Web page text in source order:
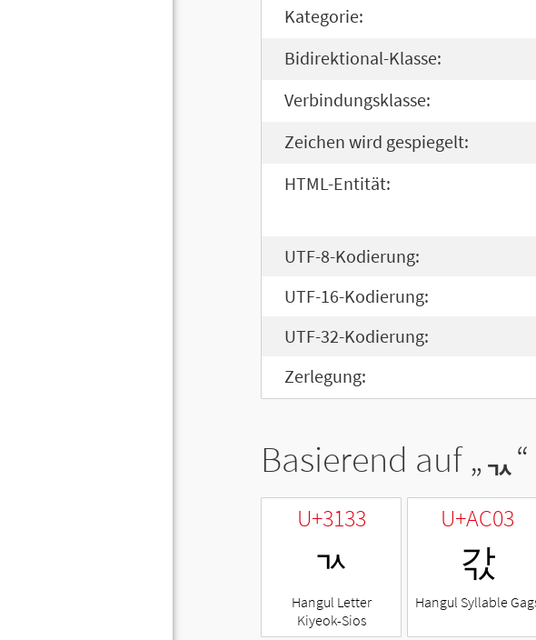
Kategorie:
Bidirektional-Klasse:
Verbindungsklasse:
Zeichen wird gespiegelt:
HTML-Entität:
UTF-8-Kodierung:
UTF-16-Kodierung:
UTF-32-Kodierung:
Zerlegung:
Basierend auf „ᆪ
U+3133
ㄳ
Hangul Letter
Kiyeok-Sios
U+AC03
갃
Hangul Syllable